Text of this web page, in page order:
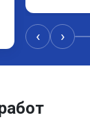
все эти
Хорошие
двигаться
‹ ›